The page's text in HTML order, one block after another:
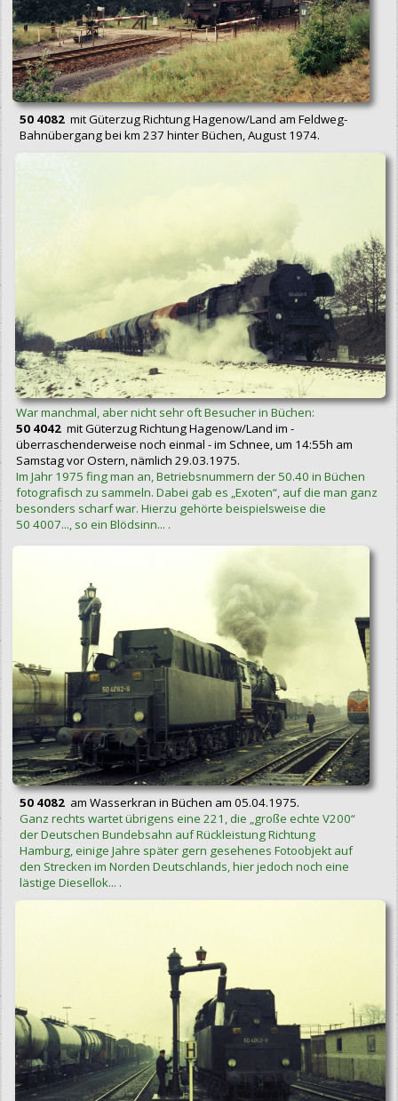
50 4082mit Güterzug Richtung Hagenow/Land am Feldweg-
Bahnübergang bei km 237 hinter Büchen, August 1974.
War manchmal, aber nicht sehr oft Besucher in Büchen:
50 4042 mit Güterzug Richtung Hagenow/Land im -
überraschenderweise noch einmal - im Schnee, um 14:55h am
Samstag vor Ostern, nämlich 29.03.1975.
Im Jahr 1975 fing man an, Betriebsnummern der 50.40 in Büchen
fotografisch zu sammeln. Dabei gab es „Exoten“, auf die man ganz
besonders scharf war. Hierzu gehörte beispielsweise die
50 4007..., so ein Blödsinn... .
50 4082am Wasserkran in Büchen am 05.04.1975.
Ganz rechts wartet übrigens eine 221, die „große echte V200“
der Deutschen Bundebsahn auf Rückleistung Richtung
Hamburg, einige Jahre später gern gesehenes Fotoobjekt auf
den Strecken im Norden Deutschlands, hier jedoch noch eine
lästige Diesellok... .